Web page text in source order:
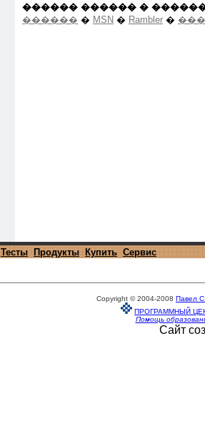
������ ������ �
������ � MSN � Rambler �
Тесты Продукты Купить Сервис
Copyright © 2004-2008 Павел
ПРОГРАММНЫЙ
Помощь
Сайт